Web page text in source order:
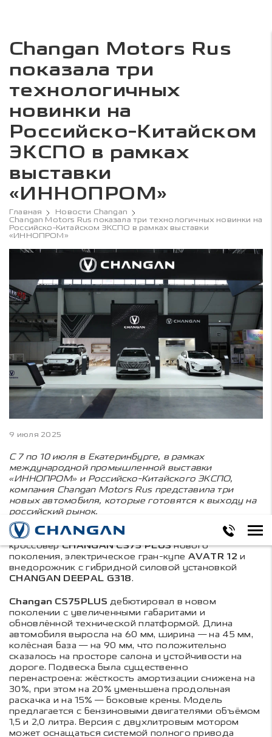
Changan Motors Rus
показала три
технологичных
новинки на
Российско-Китайском
ЭКСПО в рамках
выставки
«ИННОПРОМ»
Главная
Новости Changan
Changan Motors Rus показала три технологичных новинки на
Российско-Китайском ЭКСПО в рамках выставки
«ИННОПРОМ»
9 июля 2025
С 7 по 10 июля в Екатеринбурге, в рамках
международной промышленной выставки
«ИННОПРОМ» и Российско-Китайского ЭКСПО,
компания Changan Motors Rus представила три
новых автомобиля, которые готовятся к выходу на
российский рынок.
Посетителям стенда были продемонстрированы
кроссоверCHANGAN CS75 PLUSнового
поколения, электрическое гран-купе AVATR 12и
внедорожник с гибридной силовой установкой
CHANGAN DEEPAL G318.
Changan CS75PLUS дебютировал в новом
поколении с увеличенными габаритами и
обновлённой технической платформой. Длина
автомобиля выросла на 60 мм, ширина — на 45 мм,
колёсная база — на 90 мм, что положительно
сказалось на просторе салона и устойчивости на
дороге. Подвеска была существенно
перенастроена: жёсткость амортизации снижена на
30%, при этом на 20% уменьшена продольная
раскачка и на 15% — боковые крены. Модель
предлагается с бензиновыми двигателями объёмом
1,5 и 2,0 литра. Версия с двухлитровым мотором
может оснащаться системой полного привода